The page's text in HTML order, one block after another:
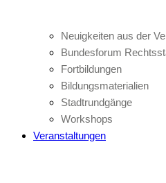
Neuigkeiten aus der
Bundesforum
Fortbildungen
Bildungsmaterialien
Stadtrundgänge
Workshops
Veranstaltungen